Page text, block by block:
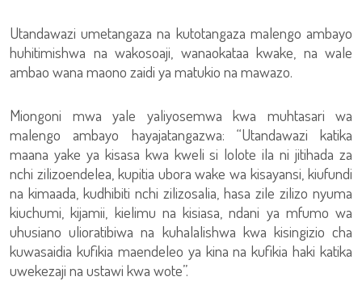
Utandawazi umetangaza na kutotangaza malengo ambayo
huhitimishwa na wakosoaji, wanaokataa kwake, na wale
ambao wana maono zaidi ya matukio na mawazo.
Miongoni mwa yale yaliyosemwa kwa muhtasari wa
malengo ambayo hayajatangazwa: “Utandawazi katika
maana yake ya kisasa kwa kweli si lolote ila ni jitihada za
nchi zilizoendelea, kupitia ubora wake wa kisayansi, kiufundi
na kimaada, kudhibiti nchi zilizosalia, hasa zile zilizo nyuma
kiuchumi, kijamii, kielimu na kisiasa, ndani ya mfumo wa
uhusiano ulioratibiwa na kuhalalishwa kwa kisingizio cha
kuwasaidia kufikia maendeleo ya kina na kufikia haki katika
uwekezaji na ustawi kwa wote”.